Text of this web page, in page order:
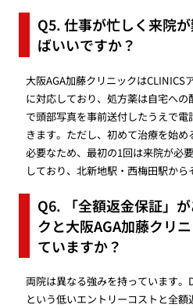
Q5. 仕事が忙しく来院
ばいいですか？
大阪AGA加藤クリニックはCLINICS
に対応しており、処方薬は自宅へ
で頭部写真を事前送付したうえで
きます。ただし、初めて治療を始
必要なため、最初の1回は来院が必
しており、北新地駅・西梅田駅から
Q6. 「全額返金保証」
クと大阪AGA加藤クリ
ていますか？
両院は異なる強みを持っています。
という低いエントリーコストと全